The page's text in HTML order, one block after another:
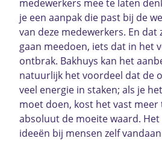
medewerkers mee te laten
je een aanpak die past bij de
van deze medewerkers. En
gaan meedoen, iets dat in het
ontbrak. Bakhuys kan het
natuurlijk het voordeel dat de
veel energie in staken; als je
moet doen, kost het vast meer
absoluut de moeite waard.
ideeën bij mensen zelf